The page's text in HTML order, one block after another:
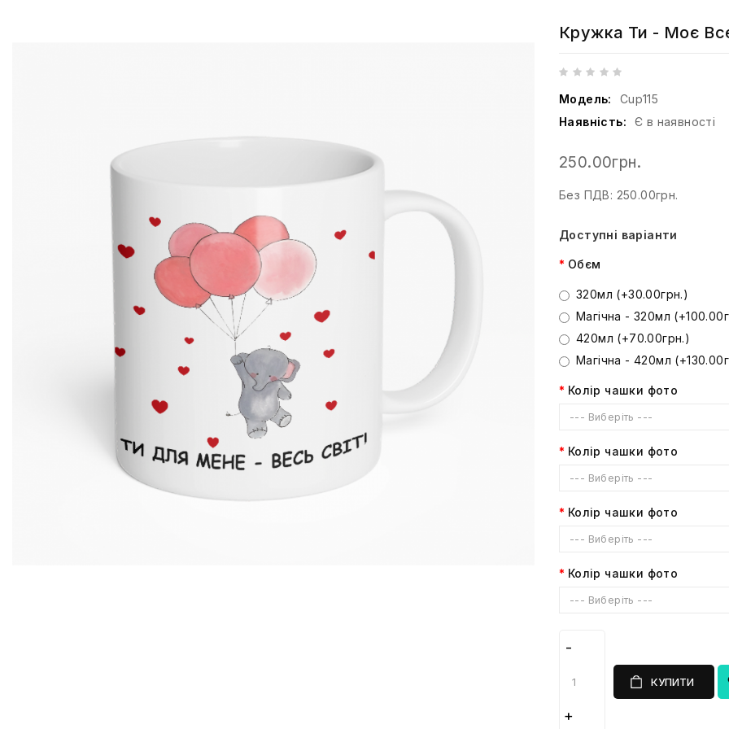
Кружка Ти - Моє
Модель:
Cup115
Наявність:
Є в наявності
250.00грн.
Без ПДВ: 250.00грн.
Доступні варіанти
Обєм
320мл (+30.00грн.)
Магічна - 320мл
420мл (+70.00грн.)
Магічна - 420мл
Колір чашки фото
--- Виберіть ---
Колір чашки фото
--- Виберіть ---
Колір чашки фото
--- Виберіть ---
Колір чашки фото
--- Виберіть ---
КУПИТИ